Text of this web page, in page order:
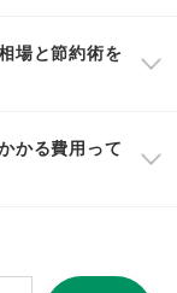
場と節約術を
かる費用って